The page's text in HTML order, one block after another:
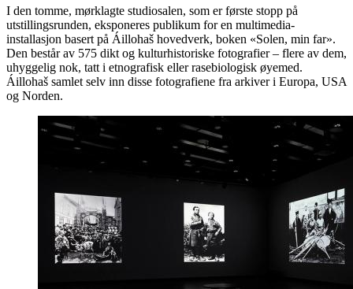
I den tomme, mørklagte studiosalen, som er første stopp på
utstillingsrunden, eksponeres publikum for en multimedia-
installasjon basert på Áillohaš hovedverk, boken «Solen, min far».
Den består av 575 dikt og kulturhistoriske fotografier – flere av dem,
uhyggelig nok, tatt i etnografisk eller rasebiologisk øyemed.
Áillohaš samlet selv inn disse fotografiene fra arkiver i Europa, USA
og Norden.